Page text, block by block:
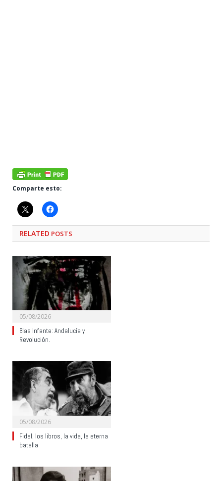
Comparte esto:
RELATED POSTS
05/08/2026
Blas Infante: Andalucía y
Revolución.
05/08/2026
Fidel, los libros, la vida, la eterna
batalla